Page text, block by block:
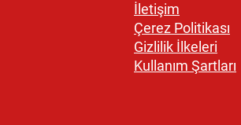
İletişim
Çerez Politikası
Gizlilik İlkeleri
Kullanım Şartları